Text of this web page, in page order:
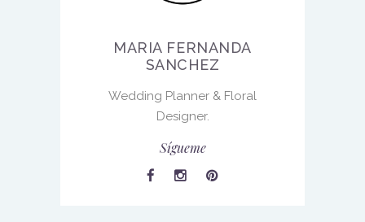
MARIA FERNANDA
SANCHEZ
Wedding Planner & Floral
Designer.
Sígueme